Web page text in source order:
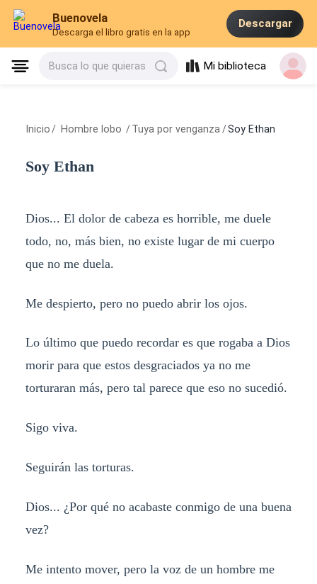
Buenovela
Descarga el libro gratis en la app
Descargar
Busca lo que quieras Mi biblioteca
Inicio / Hombre lobo /Tuya por venganza /Soy Ethan
Soy Ethan
Dios... El dolor de cabeza es horrible, me duele
todo, no, más bien, no existe lugar de mi cuerpo
que no me duela.
Me despierto, pero no puedo abrir los ojos.
Lo último que puedo recordar es que rogaba a Dios
morir para que estos desgraciados ya no me
torturaran más, pero tal parece que eso no sucedió.
Sigo viva.
Seguirán las torturas.
Dios... ¿Por qué no acabaste conmigo de una buena
vez?
Me intento mover, pero la voz de un hombre me